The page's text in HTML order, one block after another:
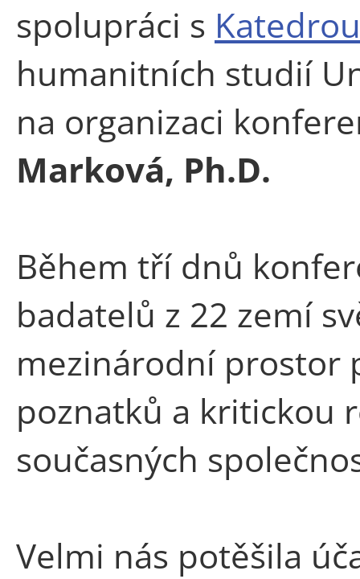
spolupráci s
humanitních studií
na organizaci
Marková, Ph.D.
Během tří dnů
badatelů z 22 zemí
mezinárodní prostor
poznatků a kritickou
současných
Velmi nás potěšila